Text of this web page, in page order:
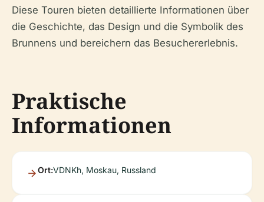
Diese Touren bieten detaillierte Informationen über
die Geschichte, das Design und die Symbolik des
Brunnens und bereichern das Besuchererlebnis.
Praktische
Informationen
Ort:VDNKh, Moskau, Russland